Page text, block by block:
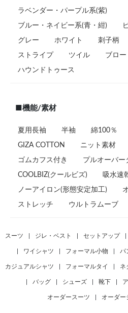
ラベンダー・パープル系(紫)
ブルー・ネイビー系(青・紺)
グレー ホワイト 刺子柄
ストライプ ツイル ブロー
ハウンドトゥース
■機能/素材
夏用長袖 半袖 綿100％
GIZA COTTON ニット素材
ゴムカフス付き プルオーバー
COOLBIZ(クールビズ) 吸水速
ノーアイロン(形態安定加工)
ストレッチ ウルトラムーブ
スーツ ジレ・ベスト セットアップ
ワイシャツ フォーマル小物 パ
カジュアルシャツ フォーマルタイ ネ
バッグ シューズ 靴下
オーダースーツ オーダー